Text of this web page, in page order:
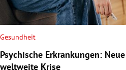
Gesundheit
Psychische Erkrankungen:
weltweite Krise